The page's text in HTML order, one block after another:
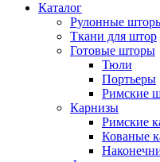
Каталог
Рулонные
Ткани для штор
Готовые шторы
Тюли
Портьеры
Римские
Карнизы
Римские
Кованые